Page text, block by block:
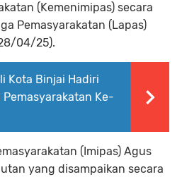
(Kemenimipas) secara
Pemasyarakatan (Lapas)
04/25).
Kota Binjai Hadiri
Ke-
(Imipas) Agus
yang disampaikan secara